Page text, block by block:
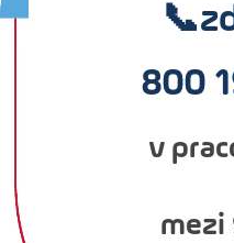
800
v
mezi